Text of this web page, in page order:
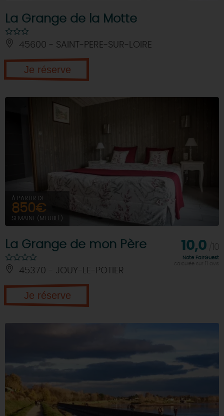
La Grange de la Motte
45600 - SAINT-PERE-SUR-LOIRE
Je réserve
À PARTIR DE
850€
SEMAINE (MEUBLÉ)
La Grange de mon Père
45370 - JOUY-LE-POTIER
10,0
Note FairGuest
Je réserve